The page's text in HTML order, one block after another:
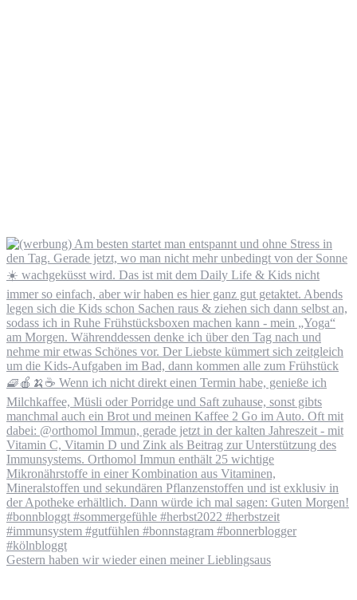
Gestern haben wir wieder einen meiner Lieblingsaus